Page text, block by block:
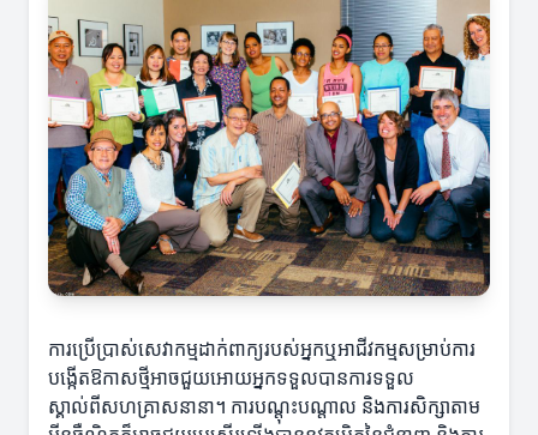
ការប្រើប្រាស់សេវាកម្មដាក់ពាក្យរបស់អ្នកឬអាជីវកម្មសម្រាប់ការ
បង្កើតឱកាសថ្មីអាចជួយអោយអ្នកទទួលបានការទទួល
ស្គាល់ពីសហគ្រាសនានា។ ការបណ្តុះបណ្តាល និងការសិក្សាតាម